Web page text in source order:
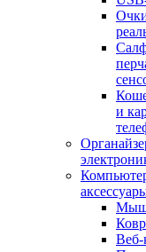
и